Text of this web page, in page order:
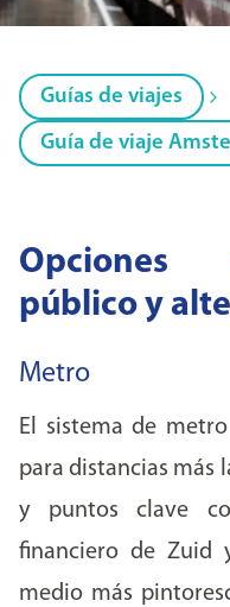
Guías de viajes
Guía de viaje
público y
Metro
El sistema de
para distancias más
y puntos clave
financiero de Zuid
medio más